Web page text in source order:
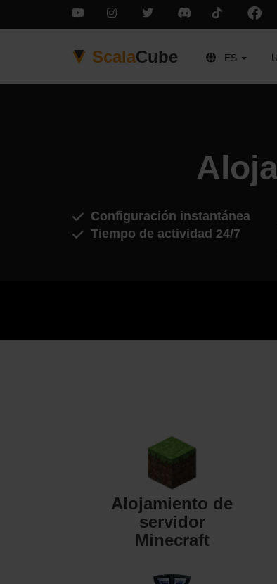
ScalaCube ES
Configuración instantánea
Tiempo de actividad 24/7
Alojamiento de
servidor
Minecraft